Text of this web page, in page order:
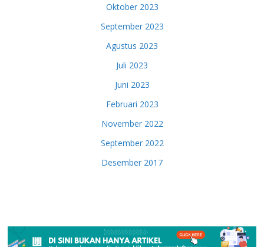
Oktober 2023
September 2023
Agustus 2023
Juli 2023
Juni 2023
Februari 2023
November 2022
September 2022
Desember 2017